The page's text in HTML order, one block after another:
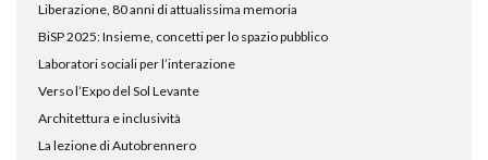
Liberazione, 80 anni di attualissima memoria
BiSP 2025: Insieme, concetti per lo spazio pubblico
Laboratori sociali per l’interazione
Verso l’Expo del Sol Levante
Architettura e inclusività
La lezione di Autobrennero